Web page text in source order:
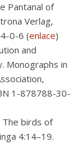
Pantanal of
Verlag,
0-6 (enlace)
and
Monographs in
1-878788-30-
The birds of
4:14–19.